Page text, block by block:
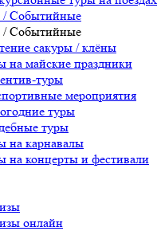
/ Событийные
/ Событийные
сакуры / клёны
на майские праздники
туры
мероприятия
туры
туры
на карнавалы
на концерты и фестивали
онлайн